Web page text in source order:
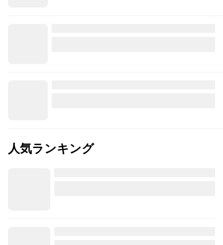
人気ランキング